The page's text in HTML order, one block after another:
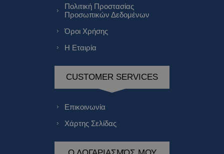
Πολιτική Προστασίας
Προσωπικών Δεδομένων
Όροι Χρήσης
Η Εταιρία
CUSTOMER SERVICES
Επικοινωνία
Χάρτης Σελίδας